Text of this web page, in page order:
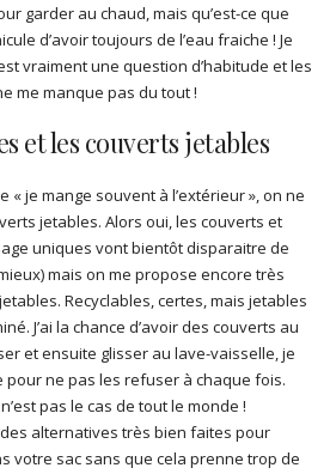
garder au chaud, mais qu’est-ce que
d’avoir toujours de l’eau fraiche ! Je
vraiment une question d’habitude et les
me manque pas du tout !
et les couverts jetables
« je mange souvent à l’extérieur », on ne
jetables. Alors oui, les couverts et
uniques vont bientôt disparaitre de
mais on me propose encore très
Recyclables, certes, mais jetables
J’ai la chance d’avoir des couverts au
et ensuite glisser au lave-vaisselle, je
pour ne pas les refuser à chaque fois.
pas le cas de tout le monde !
alternatives très bien faites pour
votre sac sans que cela prenne trop de